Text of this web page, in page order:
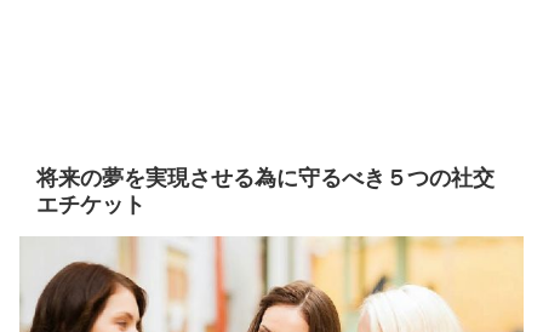
将来の夢を実現させる為に守るべき５つの社交
エチケット